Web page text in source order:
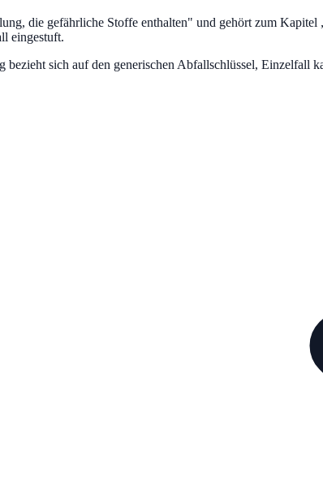
die gefährliche Stoffe enthalten" und gehört zum Kapitel
eingestuft.
sich auf den generischen Abfallschlüssel, Einzelfall